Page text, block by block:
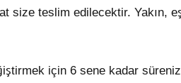
size teslim edilecektir. Yakın,
için 6 sene kadar süreniz